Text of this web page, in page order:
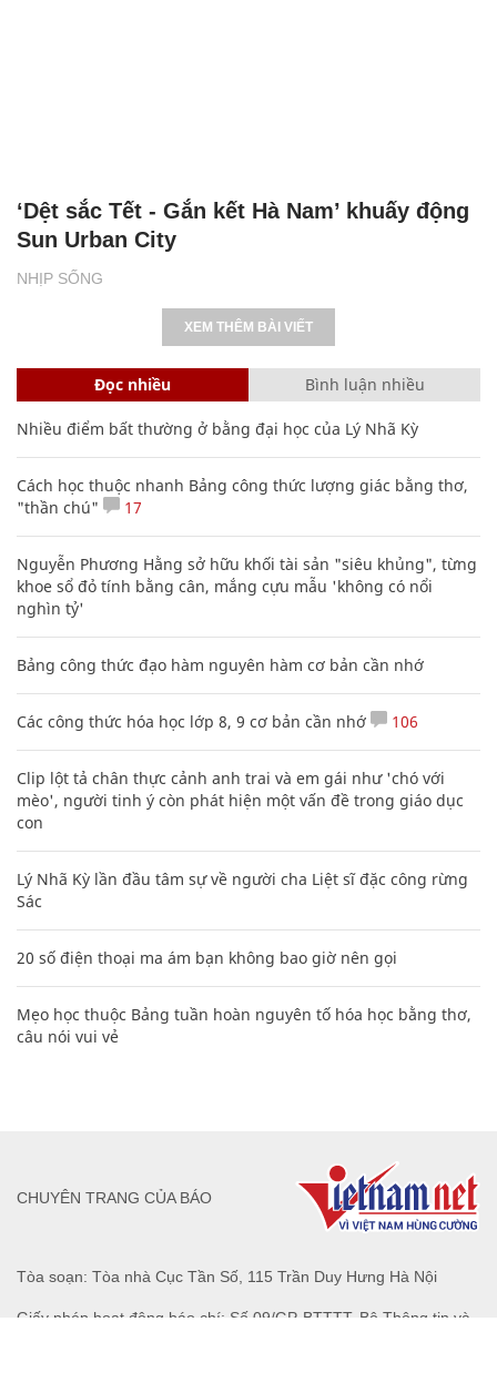
NHỊP SỐNG
‘Dệt sắc Tết - Gắn kết Hà Nam’ khuấy động
Sun Urban City
XEM THÊM BÀI VIẾT
Đọc nhiều Bình luận nhiều
Nhiều điểm bất thường ở bằng đại học của Lý Nhã Kỳ
Cách học thuộc nhanh Bảng công thức lượng giác bằng thơ,
"thần chú"
17
Nguyễn Phương Hằng sở hữu khối tài sản "siêu khủng", từng
khoe sổ đỏ tính bằng cân, mắng cựu mẫu 'không có nổi
nghìn tỷ'
Bảng công thức đạo hàm nguyên hàm cơ bản cần nhớ
Các công thức hóa học lớp 8, 9 cơ bản cần nhớ 106
Clip lột tả chân thực cảnh anh trai và em gái như 'chó với
mèo', người tinh ý còn phát hiện một vấn đề trong giáo dục
con
Lý Nhã Kỳ lần đầu tâm sự về người cha Liệt sĩ đặc công rừng
Sác
20 số điện thoại ma ám bạn không bao giờ nên gọi
Mẹo học thuộc Bảng tuần hoàn nguyên tố hóa học bằng thơ,
câu nói vui vẻ
Tòa soạn: Tòa nhà Cục Tần Số, 115 Trần Duy Hưng Hà Nội
Giấy phép hoạt động báo chí: Số 09/GP-BTTTT, Bộ Thông tin và
CHUYÊN TRANG CỦA BÁO